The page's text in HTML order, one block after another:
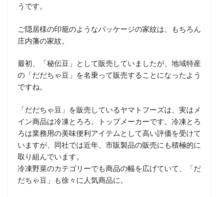
うです。
ご隠居様の印籠のようなパッケージの家紋は、もちろん
庄内藩の家紋。
最初、「秘伝豆」として販売していましたが、地域特産
の「だだちゃ豆」を名乗って販売することになったよう
ですね。
「だだちゃ豆」を販売しているヤマトフーズは、実はメ
イン商品は冷凍とろろ。トップメーカーです。冷凍とろ
ろは業務用の美味便利アイテムとして高い評価を受けて
いますが、同社では近年、市販製品の販売にも積極的に
取り組んでいます。
冷凍野菜のカテゴリーでも商品の幅を広げていて、「だ
だちゃ豆」も徐々に人気商品に。